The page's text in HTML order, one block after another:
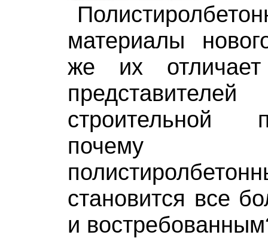
материалы
же их
строительной
почему
становится все
и